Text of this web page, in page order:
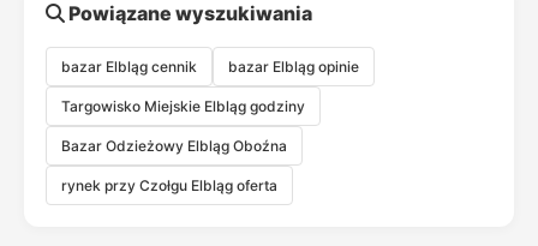
Powiązane wyszukiwania
bazar Elbląg cennik bazar Elbląg opinie
Targowisko Miejskie Elbląg godziny
Bazar Odzieżowy Elbląg Oboźna
rynek przy Czołgu Elbląg oferta